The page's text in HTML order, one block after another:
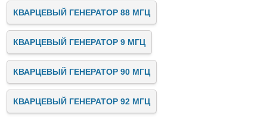
КВАРЦЕВЫЙ ГЕНЕРАТОР 88 МГЦ
КВАРЦЕВЫЙ ГЕНЕРАТОР 9 МГЦ
КВАРЦЕВЫЙ ГЕНЕРАТОР 90 МГЦ
КВАРЦЕВЫЙ ГЕНЕРАТОР 92 МГЦ